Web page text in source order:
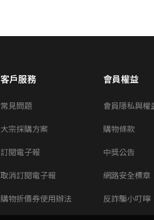
客戶服務
常見問題
大宗採購方案
訂閱電子報
取消訂閱電子報
購物折價券使用辦法
會員權益
會員隱私與權
購物條款
中獎公告
網路安全標章
反詐騙小叮嚀